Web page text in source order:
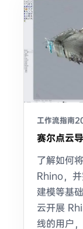
工作流指南
赛尔点云
了解如何
Rhino，
建模等基
云开展
线的用户